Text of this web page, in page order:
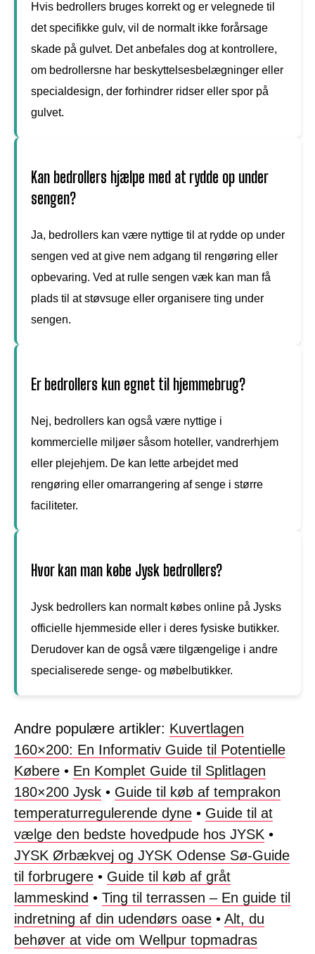
Hvis bedrollers bruges korrekt og er velegnede til
det specifikke gulv, vil de normalt ikke forårsage
skade på gulvet. Det anbefales dog at kontrollere,
om bedrollersne har beskyttelsesbelægninger eller
specialdesign, der forhindrer ridser eller spor på
gulvet.
Kan bedrollers hjælpe med at rydde op under
sengen?
Ja, bedrollers kan være nyttige til at rydde op under
sengen ved at give nem adgang til rengøring eller
opbevaring. Ved at rulle sengen væk kan man få
plads til at støvsuge eller organisere ting under
sengen.
Er bedrollers kun egnet til hjemmebrug?
Nej, bedrollers kan også være nyttige i
kommercielle miljøer såsom hoteller, vandrerhjem
eller plejehjem. De kan lette arbejdet med
rengøring eller omarrangering af senge i større
faciliteter.
Hvor kan man købe Jysk bedrollers?
Jysk bedrollers kan normalt købes online på Jysks
officielle hjemmeside eller i deres fysiske butikker.
Derudover kan de også være tilgængelige i andre
specialiserede senge- og møbelbutikker.
Andre populære artikler: Kuvertlagen
160×200: En Informativ Guide til Potentielle
Købere • En Komplet Guide til Splitlagen
180×200 Jysk • Guide til køb af temprakon
temperaturregulerende dyne • Guide til at
vælge den bedste hovedpude hos JYSK •
JYSK Ørbækvej og JYSK Odense Sø-Guide
til forbrugere • Guide til køb af gråt
lammeskind • Ting til terrassen – En guide til
indretning af din udendørs oase • Alt, du
behøver at vide om Wellpur topmadras